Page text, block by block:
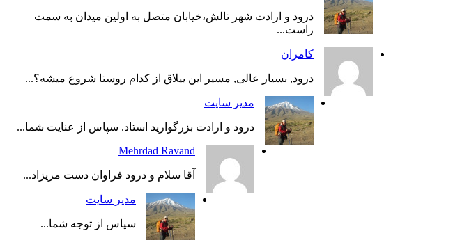
درود و ارادت شهر تالش،خیابان متصل به اولین میدان به سمت
راست...
کامران
درود, بسیار عالی, مسیر این ییلاق از کدام روستا شروع میشه؟...
مدیر سایت
درود و ارادت بزرگوارید استاد. سپاس از عنایت شما...
Mehrdad Ravand
آقا سلام و درود فراوان دست مریزاد...
مدیر سایت
سپاس از توجه شما...